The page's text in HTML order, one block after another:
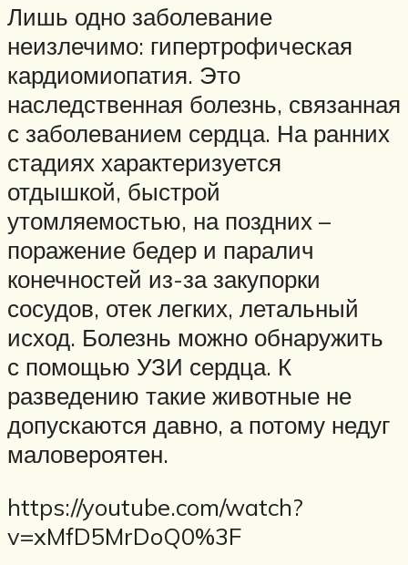
Лишь одно заболевание
неизлечимо: гипертрофическая
кардиомиопатия. Это
наследственная болезнь, связанная
с заболеванием сердца. На ранних
стадиях характеризуется
отдышкой, быстрой
утомляемостью, на поздних –
поражение бедер и паралич
конечностей из-за закупорки
сосудов, отек легких, летальный
исход. Болезнь можно обнаружить
с помощью УЗИ сердца. К
разведению такие животные не
допускаются давно, а потому недуг
маловероятен.
https://youtube.com/watch?
v=xMfD5MrDoQ0%3F